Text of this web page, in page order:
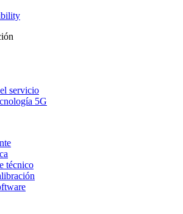
servicio
5G
técnico